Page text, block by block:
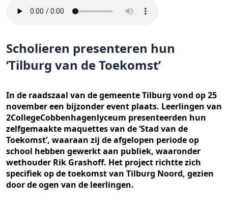
Scholieren presenteren hun
‘Tilburg van de Toekomst’
In de raadszaal van de gemeente Tilburg vond op 25
november een bijzonder event plaats. Leerlingen van
2CollegeCobbenhagenlyceum presenteerden hun
zelfgemaakte maquettes van de ‘Stad van de
Toekomst’, waaraan zij de afgelopen periode op
school hebben gewerkt aan publiek, waaronder
wethouder Rik Grashoff. Het project richtte zich
specifiek op de toekomst van Tilburg Noord, gezien
door de ogen van de leerlingen.